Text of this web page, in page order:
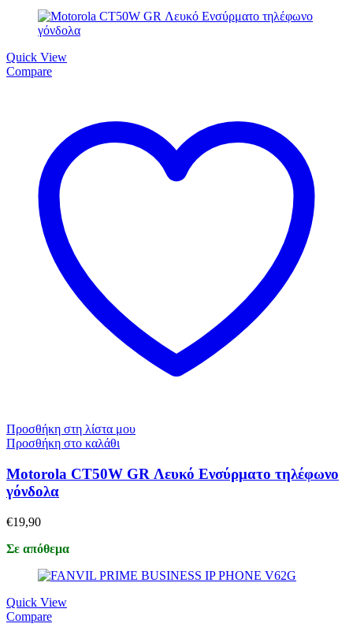
Quick View
Compare
Προσθήκη στη λίστα μου
Προσθήκη στο καλάθι
Motorola CT50W GR Λευκό Ενσύρματο τηλέφωνο
γόνδολα
€19,90
Σε απόθεμα
Quick View
Compare